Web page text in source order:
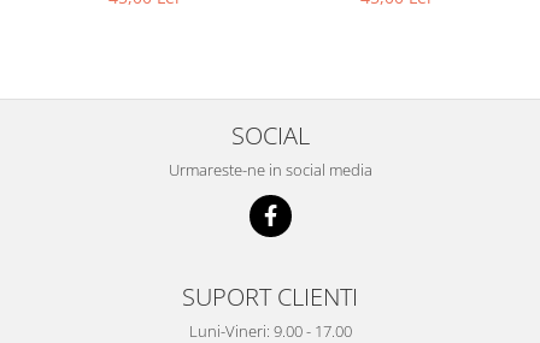
SOCIAL
Urmareste-ne in social media
SUPORT CLIENTI
Luni-Vineri: 9.00 - 17.00